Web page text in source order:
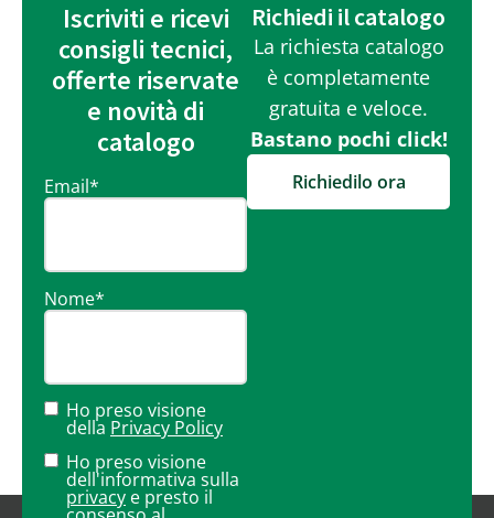
Iscriviti e ricevi
consigli tecnici,
offerte riservate
e novità di
catalogo
Email*
Nome*
Ho preso visione
della Privacy Policy
Ho preso visione
dell'informativa sulla
privacy e presto il
Richiedi il catalogo
La richiesta catalogo
è completamente
gratuita e veloce.
Bastano pochi click!
Richiedilo ora